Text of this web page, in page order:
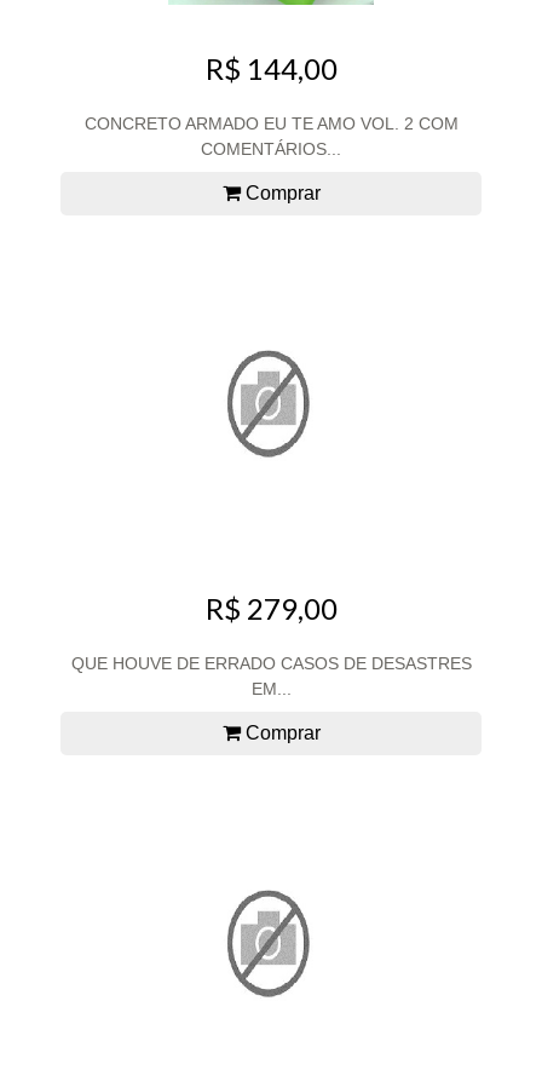
R$ 144,00
CONCRETO ARMADO EU TE AMO VOL. 2 COM
COMENTÁRIOS...
Comprar
R$ 279,00
QUE HOUVE DE ERRADO CASOS DE DESASTRES
EM...
Comprar